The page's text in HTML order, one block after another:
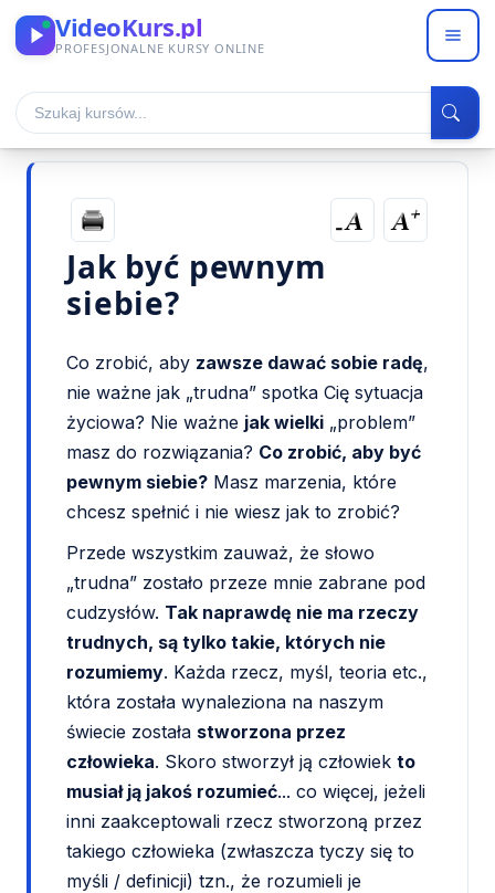
VideoKurs.pl
PROFESJONALNE KURSY ONLINE
Blog-> Artykuły Jak być pewnym siebie?
Jak być pewnym
siebie?
Co zrobić, aby zawsze dawać sobie radę,
nie ważne jak „trudna” spotka Cię sytuacja
życiowa? Nie ważne jak wielki „problem”
masz do rozwiązania? Co zrobić, aby być
pewnym siebie? Masz marzenia, które
chcesz spełnić i nie wiesz jak to zrobić?
Przede wszystkim zauważ, że słowo
„trudna” zostało przeze mnie zabrane pod
cudzysłów. Tak naprawdę nie ma rzeczy
trudnych, są tylko takie, których nie
rozumiemy. Każda rzecz, myśl, teoria etc.,
która została wynaleziona na naszym
świecie została stworzona przez
człowieka. Skoro stworzył ją człowiek to
musiał ją jakoś rozumieć... co więcej, jeżeli
inni zaakceptowali rzecz stworzoną przez
takiego człowieka (zwłaszcza tyczy się to
myśli / definicji) tzn., że rozumieli je